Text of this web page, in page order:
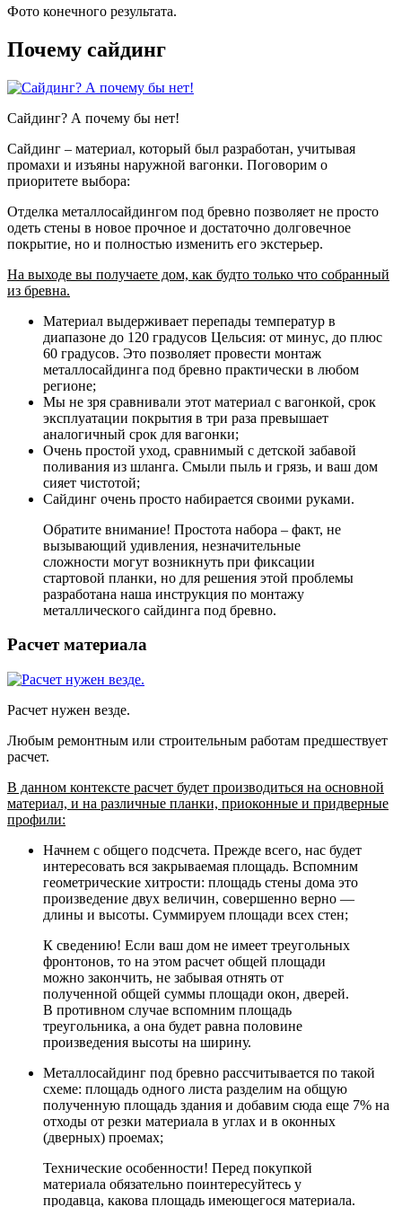
Фото конечного результата.
Почему сайдинг
Сайдинг? А почему бы нет!
Сайдинг – материал, который был разработан, учитывая
промахи и изъяны наружной вагонки. Поговорим о
приоритете выбора:
Отделка металлосайдингом под бревно позволяет не просто
одеть стены в новое прочное и достаточно долговечное
покрытие, но и полностью изменить его экстерьер.
На выходе вы получаете дом, как будто только что собранный
из бревна.
Материал выдерживает перепады температур в
диапазоне до 120 градусов Цельсия: от минус, до плюс
60 градусов. Это позволяет провести монтаж
металлосайдинга под бревно практически в любом
регионе;
Мы не зря сравнивали этот материал с вагонкой, срок
эксплуатации покрытия в три раза превышает
аналогичный срок для вагонки;
Очень простой уход, сравнимый с детской забавой
поливания из шланга. Смыли пыль и грязь, и ваш дом
сияет чистотой;
Сайдинг очень просто набирается своими руками.
Обратите внимание! Простота набора – факт, не
вызывающий удивления, незначительные
сложности могут возникнуть при фиксации
стартовой планки, но для решения этой проблемы
разработана наша инструкция по монтажу
металлического сайдинга под бревно.
Расчет материала
Расчет нужен везде.
Любым ремонтным или строительным работам предшествует
расчет.
В данном контексте расчет будет производиться на основной
материал, и на различные планки, приоконные и придверные
профили:
Начнем с общего подсчета. Прежде всего, нас будет
интересовать вся закрываемая площадь. Вспомним
геометрические хитрости: площадь стены дома это
произведение двух величин, совершенно верно —
длины и высоты. Суммируем площади всех стен;
К сведению! Если ваш дом не имеет треугольных
фронтонов, то на этом расчет общей площади
можно закончить, не забывая отнять от
полученной общей суммы площади окон, дверей.
В противном случае вспомним площадь
треугольника, а она будет равна половине
произведения высоты на ширину.
Металлосайдинг под бревно рассчитывается по такой
схеме: площадь одного листа разделим на общую
полученную площадь здания и добавим сюда еще 7% на
отходы от резки материала в углах и в оконных
(дверных) проемах;
Технические особенности! Перед покупкой
материала обязательно поинтересуйтесь у
продавца, какова площадь имеющегося материала.